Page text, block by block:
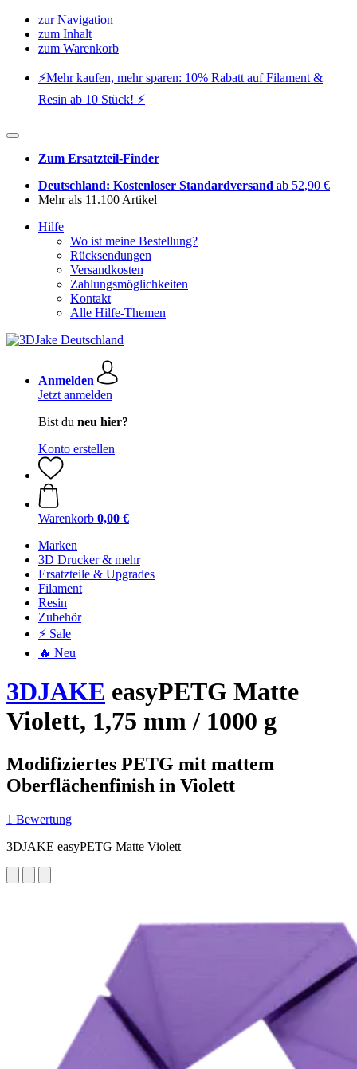
zur Navigation
zum Inhalt
zum Warenkorb
⚡️Mehr kaufen, mehr sparen: 10% Rabatt auf Filament &
Resin ab 10 Stück! ⚡️
Zum Ersatzteil-Finder
Deutschland: Kostenloser Standardversand ab 52,90 €
Mehr als 11.100 Artikel
Hilfe
Wo ist meine Bestellung?
Rücksendungen
Versandkosten
Zahlungsmöglichkeiten
Kontakt
Alle Hilfe-Themen
Anmelden
Jetzt anmelden
Bist du neu hier?
Konto erstellen
Warenkorb 0,00 €
Marken
3D Drucker & mehr
Ersatzteile & Upgrades
Filament
Resin
Zubehör
⚡ Sale
🔥 Neu
3DJAKE easyPETG Matte
Violett, 1,75 mm / 1000 g
Modifiziertes PETG mit mattem
Oberflächenfinish in Violett
1 Bewertung
3DJAKE easyPETG Matte Violett